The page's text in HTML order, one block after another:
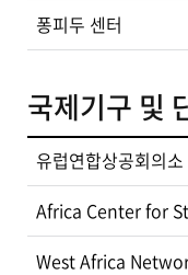
퐁피두 센터
국제기구 및
유럽연합상공회의소
Africa Center for
West Africa